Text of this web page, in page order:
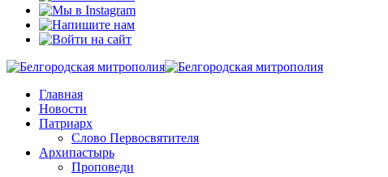
Главная
Новости
Патриарх
Слово Первосвятителя
Архипастырь
Проповеди